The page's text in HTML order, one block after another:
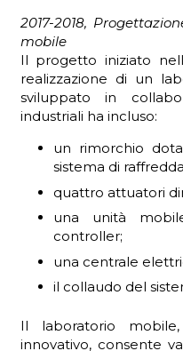
2017-2018,
mobile
Il progetto iniziato
realizzazione di un
sviluppato in
industriali ha incluso:
un rimorchio
sistema di
quattro attuatori
una unità
controller;
una centrale
il collaudo del
Il laboratorio
innovativo, consente